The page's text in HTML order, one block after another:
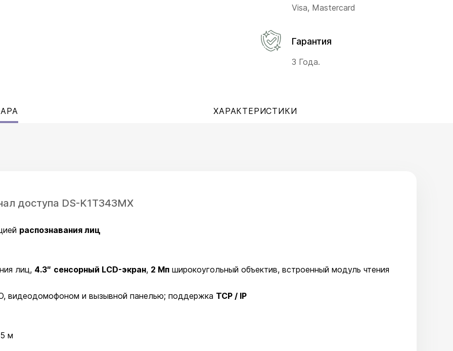
Visa, Mastercard
Гарантия
3 Года.
ХАРАКТЕРИСТИКИ
доступа DS-K1T343MX
распознавания лиц
лиц, 4.3″ сенсорный LCD-экран, 2 Мп широкоугольный объектив, встроенный модуль чтения
видеодомофоном и вызывной панелью; поддержка TCP / IP
м